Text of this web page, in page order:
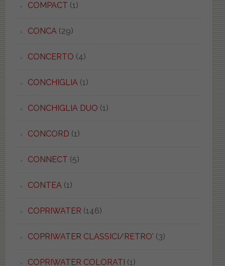
COMPACT (1)
CONCA(29)
CONCERTO (4)
CONCHIGLIA(1)
CONCHIGLIA DUO (1)
CONCORD (1)
CONNECT (5)
CONTEA(1)
COPRIWATER (146)
COPRIWATER CLASSICI/RETRO' (3)
COPRIWATER COLORATI (1)